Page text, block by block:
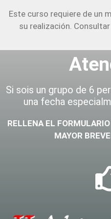
Este curso requiere de un
su realización.
Si sois un grupo de 6
una fecha
RELLENA EL
MAYOR